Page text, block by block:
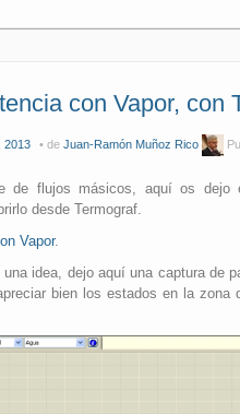
con Vapor, con
2013 de Juan-Ramón Muñoz Rico
de flujos másicos, aquí os
desde Termograf.
Vapor.
una idea, dejo aquí una captura de
bien los estados en la